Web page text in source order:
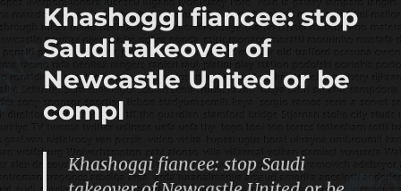
Khashoggi fiancee: stop
Saudi takeover of
Newcastle United or be
compl
Khashoggi fiancee: stop Saudi